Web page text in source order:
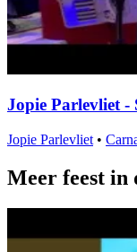
Jopie Parlevliet
Jopie Parlevliet •
Meer feest in